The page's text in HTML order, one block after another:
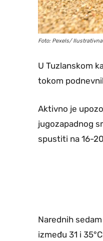
Foto: Pexels/
U Tuzlanskom
tokom
Aktivno je
jugozapadnog
spustiti na 16-
Narednih
između 31 i